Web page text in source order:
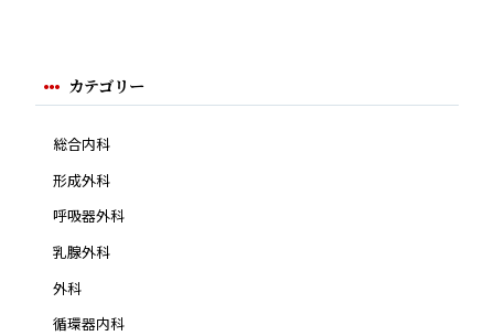
カテゴリー
総合内科
形成外科
呼吸器外科
乳腺外科
外科
循環器内科